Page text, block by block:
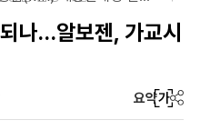
나…알보젠, 가교시
요약가